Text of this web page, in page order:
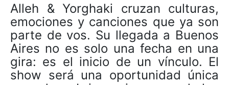
Alleh & Yorghaki cruzan culturas,
emociones y canciones que ya son
parte de vos. Su llegada a Buenos
Aires no es solo una fecha en una
gira: es el inicio de un vínculo. El
show será una oportunidad única